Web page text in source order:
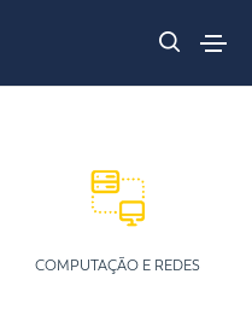
COMPUTAÇÃO E REDES